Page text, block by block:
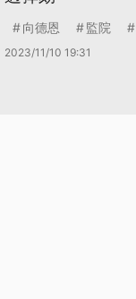
向德恩 監院
2023/11/10 19:31